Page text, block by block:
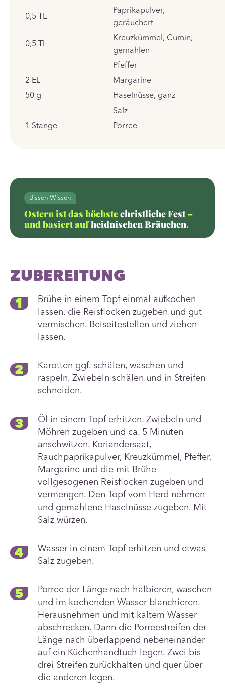
0,5 TL
Paprikapulver,
geräuchert
0,5 TL
Kreuzkümmel, Cumin,
gemahlen
Pfeffer
2 EL
Margarine
50 g
Haselnüsse, ganz
Salz
1 Stange Porree
Bissen Wissen
Ostern ist das höchstechristlicheFest –
und basiert aufheidnischen Bräuchen.
ZUBEREITUNG
Brühe in einem Topf einmal aufkochen
lassen, die Reisflocken zugeben und gut
vermischen. Beiseitestellen und ziehen
lassen.
Karotten ggf. schälen, waschen und
raspeln. Zwiebeln schälen und in Streifen
schneiden.
Öl in einem Topf erhitzen. Zwiebeln und
Möhren zugeben und ca. 5 Minuten
anschwitzen. Koriandersaat,
Rauchpaprikapulver, Kreuzkümmel, Pfeffer,
Margarine und die mit Brühe
vollgesogenen Reisflocken zugeben und
vermengen. Den Topf vom Herd nehmen
und gemahlene Haselnüsse zugeben. Mit
Salz würzen.
Wasser in einem Topf erhitzen und etwas
Salz zugeben.
Porree der Länge nach halbieren, waschen
und im kochenden Wasser blanchieren.
Herausnehmen und mit kaltem Wasser
abschrecken. Dann die Porreestreifen der
Länge nach überlappend nebeneinander
auf ein Küchenhandtuch legen. Zwei bis
drei Streifen zurückhalten und quer über
die anderen legen.